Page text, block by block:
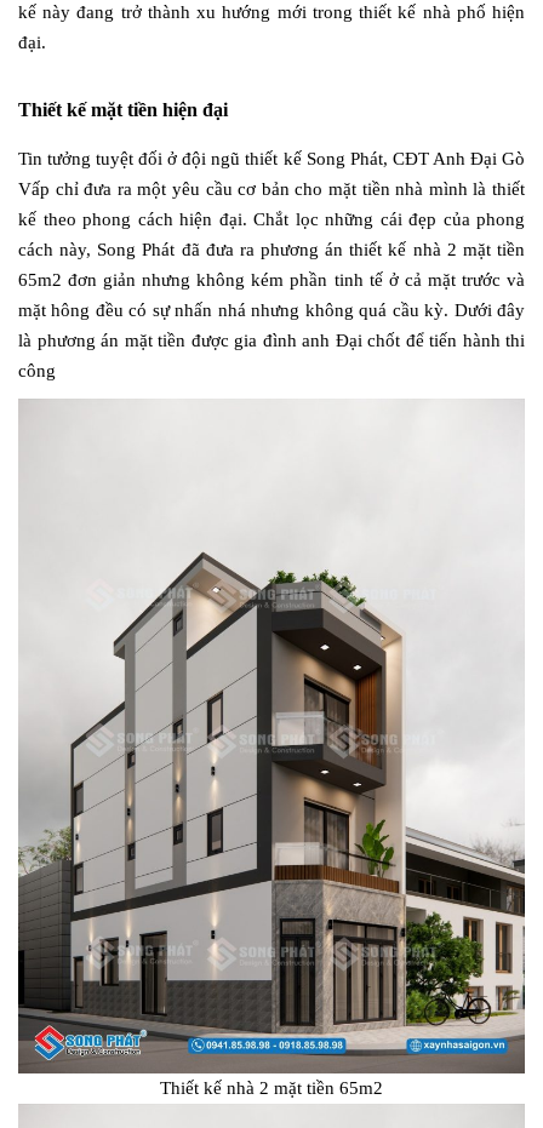
kế này đang trở thành xu hướng mới trong thiết kế nhà phố hiện
đại.
Thiết kế mặt tiền hiện đại
Tin tưởng tuyệt đối ở đội ngũ thiết kế Song Phát, CĐT Anh Đại Gò
Vấp chỉ đưa ra một yêu cầu cơ bản cho mặt tiền nhà mình là thiết
kế theo phong cách hiện đại. Chắt lọc những cái đẹp của phong
cách này, Song Phát đã đưa ra phương án thiết kế nhà 2 mặt tiền
65m2 đơn giản nhưng không kém phần tinh tế ở cả mặt trước và
mặt hông đều có sự nhấn nhá nhưng không quá cầu kỳ. Dưới đây
là phương án mặt tiền được gia đình anh Đại chốt để tiến hành thi
công
Thiết kế nhà 2 mặt tiền 65m2